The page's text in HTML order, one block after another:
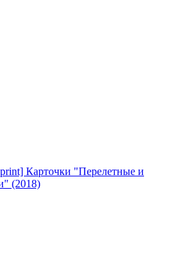
Карточки "Перелетные и
(2018)